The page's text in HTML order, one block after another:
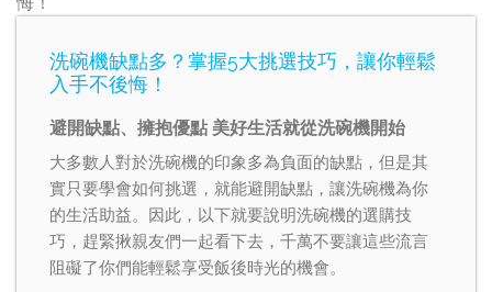
洗碗機缺點多？掌握5大挑選技巧，讓你輕鬆
入手不後悔！
避開缺點、擁抱優點 美好生活就從洗碗機開始
大多數人對於洗碗機的印象多為負面的缺點，但是其
實只要學會如何挑選，就能避開缺點，讓洗碗機為你
的生活助益。因此，以下就要說明洗碗機的選購技
巧，趕緊揪親友們一起看下去，千萬不要讓這些流言
阻礙了你們能輕鬆享受飯後時光的機會。